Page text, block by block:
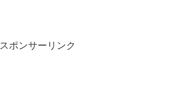
スポンサーリンク